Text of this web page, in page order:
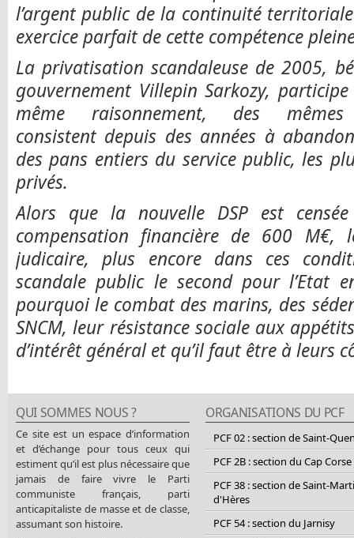
l’argent public de la continuité
exercice parfait de cette compétence
La privatisation scandaleuse de 2005,
gouvernement Villepin Sarkozy,
même raisonnement, des
consistent depuis des années à
des pans entiers du service public, les
privés.
Alors que la nouvelle DSP est
compensation financière de 600 M€,
judicaire, plus encore dans ces
scandale public le second pour l’Etat
pourquoi le combat des marins, des
SNCM, leur résistance sociale aux
d’intérêt général et qu’il faut être à leurs
QUI SOMMES NOUS ?
Ce site est un espace d’information
et d’échange pour tous ceux qui
estiment qu’il est plus nécessaire que
jamais de faire vivre le Parti
communiste français, parti
anticapitaliste de masse et de classe,
assumant son histoire.
ORGANISATIONS DU PCF
PCF 02 : section de Saint-
PCF 2B : section du Cap Corse
PCF 38 : section de Saint-
d'Hères
PCF 54 : section du Jarnisy